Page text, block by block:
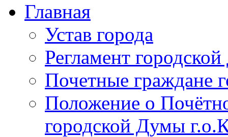
Главная
Устав города
Регламент
Почетные граждане
Положение о
городской Думы